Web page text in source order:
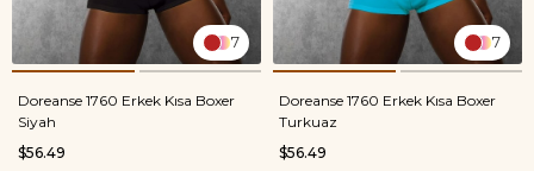
7
Doreanse 1760 Erkek Kısa Boxer
Siyah
$56.49
7
Doreanse 1760 Erkek Kısa Boxer
Turkuaz
$56.49